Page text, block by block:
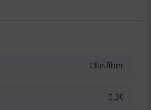
Glasfiber
5,30